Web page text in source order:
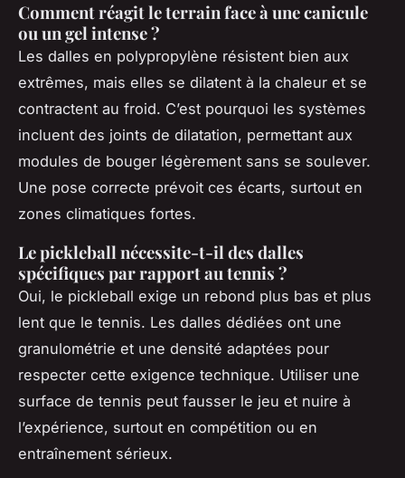
Comment réagit le terrain face à une canicule
ou un gel intense ?
Les dalles en polypropylène résistent bien aux
extrêmes, mais elles se dilatent à la chaleur et se
contractent au froid. C’est pourquoi les systèmes
incluent des joints de dilatation, permettant aux
modules de bouger légèrement sans se soulever.
Une pose correcte prévoit ces écarts, surtout en
zones climatiques fortes.
Le pickleball nécessite-t-il des dalles
spécifiques par rapport au tennis ?
Oui, le pickleball exige un rebond plus bas et plus
lent que le tennis. Les dalles dédiées ont une
granulométrie et une densité adaptées pour
respecter cette exigence technique. Utiliser une
surface de tennis peut fausser le jeu et nuire à
l’expérience, surtout en compétition ou en
entraînement sérieux.